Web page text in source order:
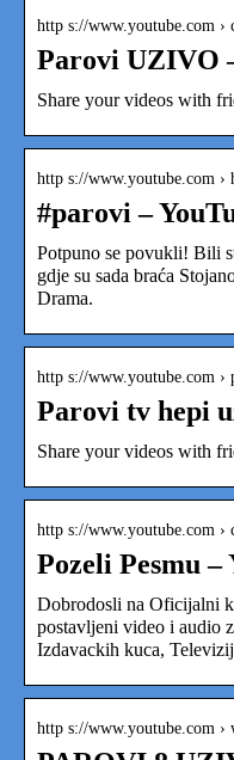
http s://www.youtube.com ›
Parovi UZIVO
Share your videos with
http s://www.youtube.com ›
#parovi –
Potpuno se povukli! Bili
gdje su sada braća
Drama.
http s://www.youtube.com ›
Parovi tv hepi
Share your videos with
http s://www.youtube.com ›
Pozeli Pesmu –
Dobrodosli na Oficijalni
postavljeni video i audio
Izdavackih kuca,
http s://www.youtube.com ›